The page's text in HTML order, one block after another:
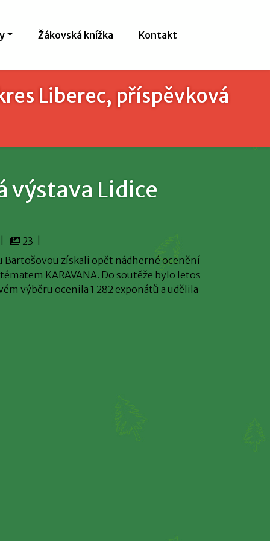
Žákovská knížka Kontakt
Liberec, příspěvková
výstava Lidice
23 |
Bartošovou získali opět nádherné ocenění
KARAVANA. Do soutěže bylo letos
výběru ocenila 1 282 exponátů a udělila